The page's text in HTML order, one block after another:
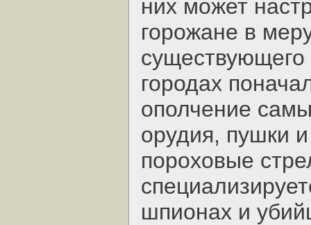
них может
горожане в
существующего
городах
ополчение
орудия, пушки
пороховые
шпионах и